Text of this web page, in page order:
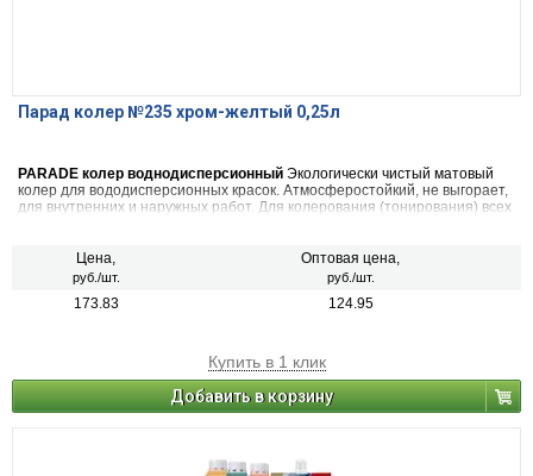
Парад колер №235 хром-желтый 0,25л
PARADE колер воднодисперсионный Экологически чистый матовый
колер для вододисперсионных красок. Атмосферостойкий, не выгорает,
для внутренних и наружных работ. Для колерования (тонирования) всех
декоративных и дизайнерских работ. 22 цвета
Цена,
руб./шт.
Оптовая цена,
руб./шт.
173.83 124.95
Купить в 1 клик
Добавить в корзину